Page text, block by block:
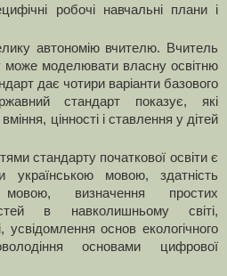
робочі навчальні плани і
автономію вчителю. Вчитель
може моделювати власну освітню
дає чотири варіанти базового
стандарт показує, які
цінності і ставлення у дітей
стандарту початкової освіти є
українською мовою, здатність
мовою, визначення простих
в навколишньому світі,
основ екологічного
основами цифрової